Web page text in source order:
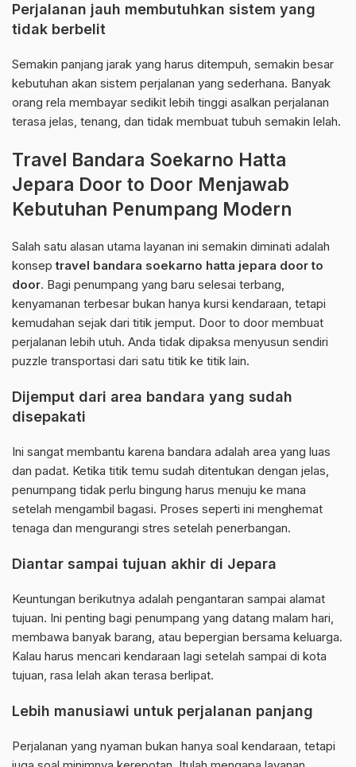
Perjalanan jauh membutuhkan sistem yang
tidak berbelit
Semakin panjang jarak yang harus ditempuh, semakin besar
kebutuhan akan sistem perjalanan yang sederhana. Banyak
orang rela membayar sedikit lebih tinggi asalkan perjalanan
terasa jelas, tenang, dan tidak membuat tubuh semakin lelah.
Travel Bandara Soekarno Hatta
Jepara Door to Door Menjawab
Kebutuhan Penumpang Modern
Salah satu alasan utama layanan ini semakin diminati adalah
konseptravel bandara soekarno hatta jepara door to
door. Bagi penumpang yang baru selesai terbang,
kenyamanan terbesar bukan hanya kursi kendaraan, tetapi
kemudahan sejak dari titik jemput. Door to door membuat
perjalanan lebih utuh. Anda tidak dipaksa menyusun sendiri
puzzle transportasi dari satu titik ke titik lain.
Dijemput dari area bandara yang sudah
disepakati
Ini sangat membantu karena bandara adalah area yang luas
dan padat. Ketika titik temu sudah ditentukan dengan jelas,
penumpang tidak perlu bingung harus menuju ke mana
setelah mengambil bagasi. Proses seperti ini menghemat
tenaga dan mengurangi stres setelah penerbangan.
Diantar sampai tujuan akhir di Jepara
Keuntungan berikutnya adalah pengantaran sampai alamat
tujuan. Ini penting bagi penumpang yang datang malam hari,
membawa banyak barang, atau bepergian bersama keluarga.
Kalau harus mencari kendaraan lagi setelah sampai di kota
tujuan, rasa lelah akan terasa berlipat.
Lebih manusiawi untuk perjalanan panjang
Perjalanan yang nyaman bukan hanya soal kendaraan, tetapi